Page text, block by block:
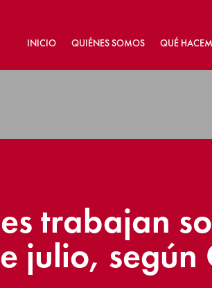
INICIO QUIÉNES SOMOS QUÉ
trabajan
julio, según